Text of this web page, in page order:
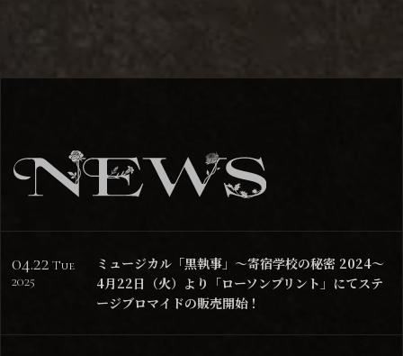
04.22 Tue
2025
ミュージカル「黒執事」～寄宿学校の秘密 2024～
4月22日（火）より「ローソンプリント」にてステ
ージブロマイドの販売開始！